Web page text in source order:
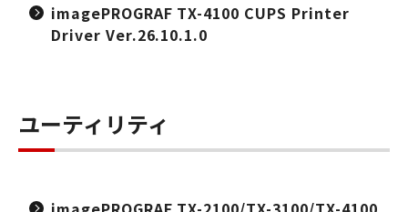
imagePROGRAF TX-4100 CUPS Printer
Driver Ver.26.10.1.0
ユーティリティ